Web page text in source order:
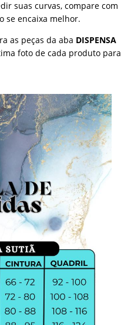
suas curvas, compare com
se encaixa melhor.
as peças da aba DISPENSA
foto de cada produto para